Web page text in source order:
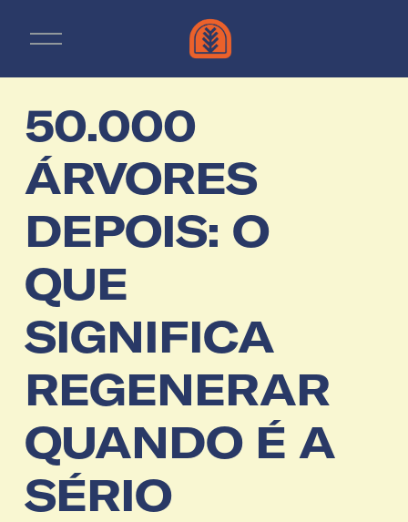
A
b
m
e
n
u
50.000
ÁRVORES
DEPOIS: O
QUE
SIGNIFICA
REGENERAR
QUANDO É A
SÉRIO